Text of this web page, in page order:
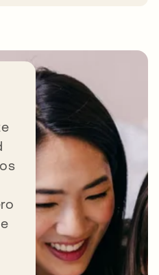
no están